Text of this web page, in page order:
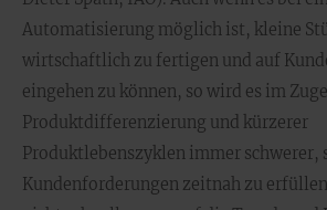
Automatisierung möglich ist, kleine
wirtschaftlich zu fertigen und auf
eingehen zu können, so wird es im
Produktdifferenzierung und kürzerer
Produktlebenszyklen immer schwerer,
Kundenforderungen zeitnah zu